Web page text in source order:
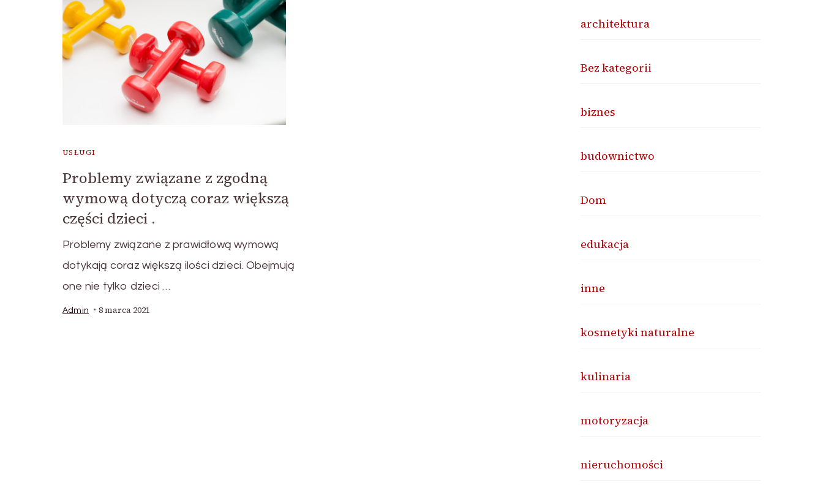
USŁUGI
Problemy związane z zgodną
wymową dotyczą coraz większą
części dzieci .
Problemy związane z prawidłową wymową
dotykają coraz większą ilości dzieci. Obejmują
one nie tylko dzieci …
Admin 8 marca 2021
architektura
Bez kategorii
biznes
budownictwo
Dom
edukacja
inne
kosmetyki naturalne
kulinaria
motoryzacja
nieruchomości